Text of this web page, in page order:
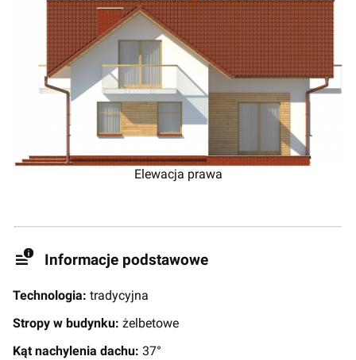
Elewacja prawa
Informacje podstawowe
Technologia: tradycyjna
Stropy w budynku: żelbetowe
Kąt nachylenia dachu: 37°